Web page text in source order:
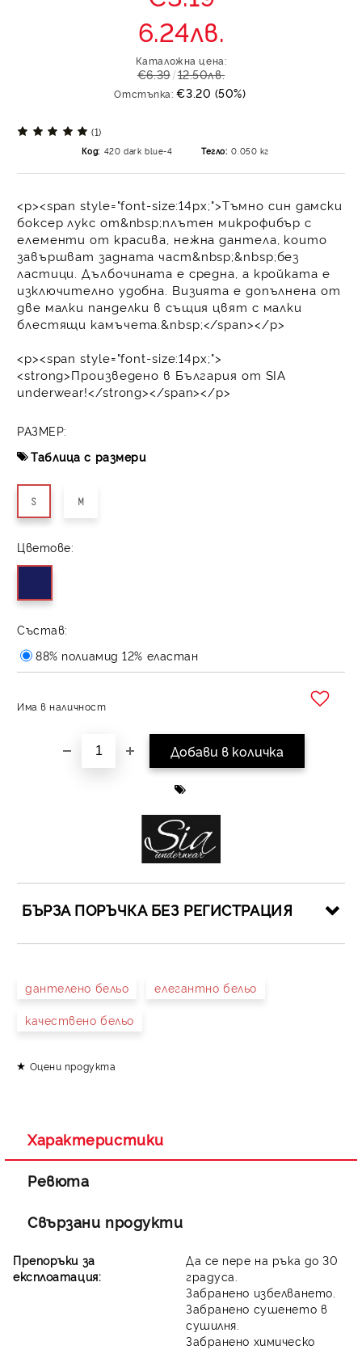
6.24лв.
Каталожна цена:
€6.39 12.50лв.
Отстъпка: €3.20 (50%)
(1)
Код: 420 dark blue-4 Тегло: 0.050 кг
<p><span style="font-size:14px;">Тъмно син дамски
боксер лукс от&nbsp;плътен микрофибър с
елементи от красива, нежна дантела, които
завършват задната част&nbsp;&nbsp;без
ластици. Дълбочината е средна, а кройката е
изключително удобна. Визията е допълнена от
две малки панделки в същия цвят с малки
блестящи камъчета.&nbsp;</span></p>
<p><span style="font-size:14px;">
<strong>Произведено в България от SIA
underwear!</strong></span></p>
РАЗМЕР:
Таблица с размери
S M
Цветове:
Състав:
88% полиамид 12% еластан
Има в наличност
БЪРЗА ПОРЪЧКА БЕЗ РЕГИСТРАЦИЯ
дантелено бельо елегантно бельо
качествено бельо
Оцени продукта
Характеристики
Ревюта
Свързани продукти
Препоръки за
експлоатация:
Да се пере на ръка до 30
градуса.
Забранено избелването.
Забранено сушенето в
сушилня.
Забранено химическо